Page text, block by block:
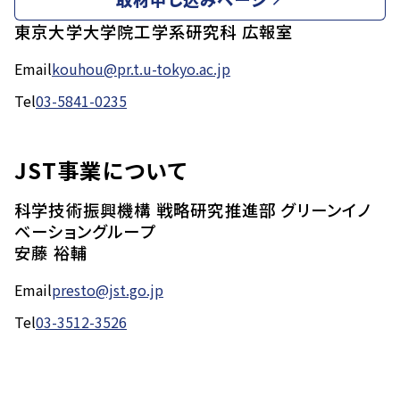
東京大学大学院工学系研究科 広報室
Emailkouhou@pr.t.u-tokyo.ac.jp
Tel03-5841-0235
JST事業について
科学技術振興機構 戦略研究推進部 グリーンイノ
ベーショングループ
安藤 裕輔
Emailpresto@jst.go.jp
Tel03-3512-3526